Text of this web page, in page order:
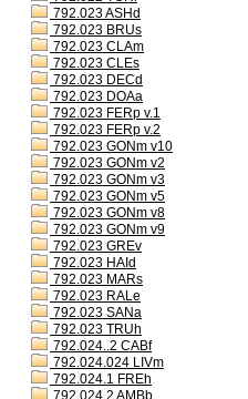
792.023 ASHd
792.023 BRUs
792.023 CLAm
792.023 CLEs
792.023 DECd
792.023 DOAa
792.023 FERp v.1
792.023 FERp v.2
792.023 GONm v10
792.023 GONm v2
792.023 GONm v3
792.023 GONm v5
792.023 GONm v8
792.023 GONm v9
792.023 GREv
792.023 HAId
792.023 MARs
792.023 RALe
792.023 SANa
792.023 TRUh
792.024..2 CABf
792.024.024 LIVm
792.024.1 FREh
792.024.2 AMBb